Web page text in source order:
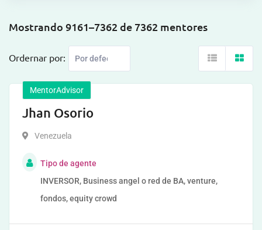
Mostrando 9161–7362 de 7362 mentores
Ordernar por:
MentorAdvisor
Jhan Osorio
Venezuela
Tipo de agente
INVERSOR, Business angel o red de BA, venture,
fondos, equity crowd